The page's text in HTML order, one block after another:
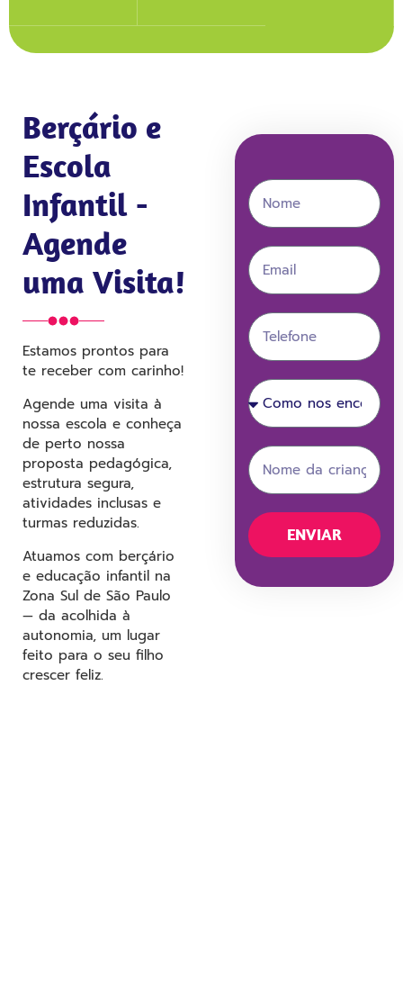
Berçário e
Escola
Infantil -
Agende
uma Visita!
Estamos prontos para
te receber com carinho!
Agende uma visita à
nossa escola e conheça
de perto nossa
proposta pedagógica,
estrutura segura,
atividades inclusas e
turmas reduzidas.
Atuamos com berçário
e educação infantil na
Zona Sul de São Paulo
— da acolhida à
autonomia, um lugar
feito para o seu filho
crescer feliz.
ENVIAR